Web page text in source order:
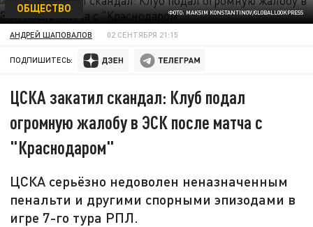
ФОТО: MAKSIM KONSTANTINOV/GLOBALLOOKPRESS
ОБЩЕСТВО
АНДРЕЙ ШАПОВАЛОВ 02 СЕНТЯБРЯ 21:15
ПОДПИШИТЕСЬ:
ЦСКА закатил скандал: Клуб подал
огромную жалобу в ЭСК после матча с
"Краснодаром"
ЦСКА серьёзно недоволен неназначенным
пенальти и другими спорными эпизодами в
игре 7-го тура РПЛ.